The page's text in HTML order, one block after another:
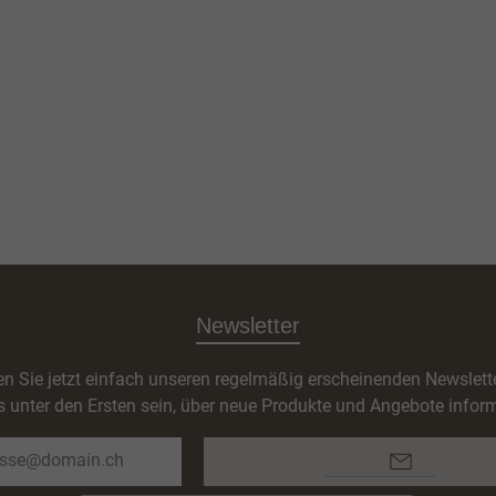
Newsletter
Sie jetzt einfach unseren regelmäßig erscheinenden
unter den Ersten sein, über neue Produkte und Angebote
Mail-
Adresse*